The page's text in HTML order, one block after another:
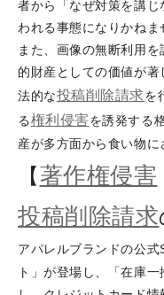
者から「なぜ対策を講
われる事態になりかねま
また、画像の無断利用
的財産としての価値が著
法的な投稿削除請求を
る権利侵害を誘発する
産が多方面から食い物に
【著作権侵害
投稿削除請求
アパレルブランドの公式
ト」が登場し、「在庫